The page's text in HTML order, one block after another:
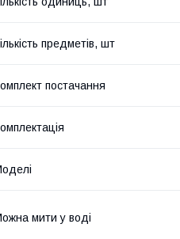
предметів, шт
постачання
мити у воді